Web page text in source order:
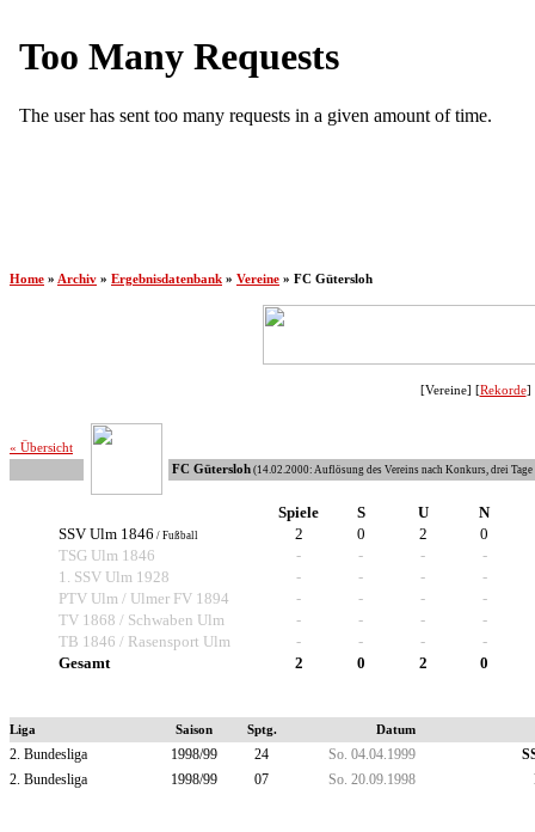
Home » Archiv » Ergebnisdatenbank » Vereine » FC Gütersloh
[Vereine] [Rekorde]
« Übersicht
FC Gütersloh (14.02.2000: Auflösung des Vereins nach Konkurs, drei
Spiele S U
N
SSV Ulm 1846 / Fußball 2 0 2
0
TSG Ulm 1846
- - -
-
1. SSV Ulm 1928
- - -
-
PTV Ulm / Ulmer FV 1894
- - -
-
TV 1868 / Schwaben Ulm
- - -
-
TB 1846 / Rasensport Ulm
- - -
-
Gesamt
2 0 2 0
Liga Saison Sptg. Datum
2. Bundesliga 1998/99 24 So. 04.04.1999
2. Bundesliga
1998/99 07 So. 20.09.1998